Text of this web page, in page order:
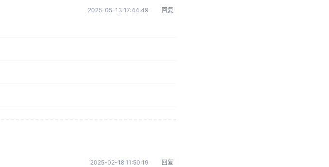
2025-05-13 17:44:49 回复
2025-02-18 11:50:19 回复